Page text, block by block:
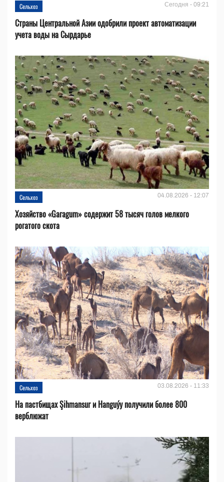
Сельхоз Сегодня - 09:21
Страны Центральной Азии одобрили проект автоматизации
учета воды на Сырдарье
Сельхоз 04.08.2026 - 12:07
Хозяйство «Garagum» содержит 58 тысяч голов мелкого
рогатого скота
Сельхоз 03.08.2026 - 11:33
На пастбищах Şihmansur и Hanguýy получили более 800
верблюжат